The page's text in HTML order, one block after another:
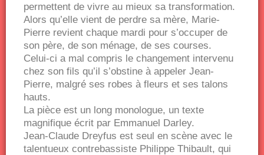
permettent de vivre au mieux sa transformation.
Alors qu’elle vient de perdre sa mère, Marie-
Pierre revient chaque mardi pour s’occuper de
son père, de son ménage, de ses courses.
Celui-ci a mal compris le changement intervenu
chez son fils qu’il s’obstine à appeler Jean-
Pierre, malgré ses robes à fleurs et ses talons
hauts.
La pièce est un long monologue, un texte
magnifique écrit par Emmanuel Darley.
Jean-Claude Dreyfus est seul en scène avec le
talentueux contrebassiste Philippe Thibault, qui